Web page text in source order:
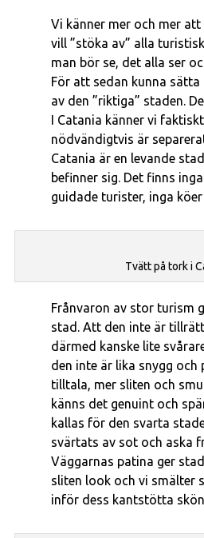
Vi känner mer och mer
vill ”stöka av” alla
man bör se, det alla ser
För att sedan kunna
av den ”riktiga” staden.
I Catania känner vi
nödvändigtvis är
Catania är en levande
befinner sig. Det finns
guidade turister, inga
Tvätt på tork i
Frånvaron av stor turism
stad. Att den inte är
därmed kanske lite
den inte är lika snygg
tilltala, mer sliten och
känns det genuint och
kallas för den svarta
svärtats av sot och aska
Väggarnas patina ger
sliten look och vi smälter
inför dess kantstötta